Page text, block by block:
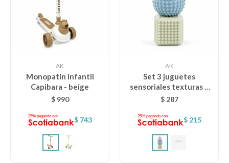
AK
Monopatin infantil
Capibara - beige
$ 990
$ 743
AK
Set 3 juguetes
sensoriales texturas y
relieve - surtido celeste
$ 287
$ 215